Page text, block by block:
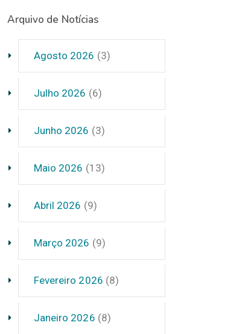
Arquivo de Notícias
Agosto 2026 (3)
Julho 2026 (6)
Junho 2026 (3)
Maio 2026 (13)
Abril 2026 (9)
Março 2026 (9)
Fevereiro 2026 (8)
Janeiro 2026 (8)